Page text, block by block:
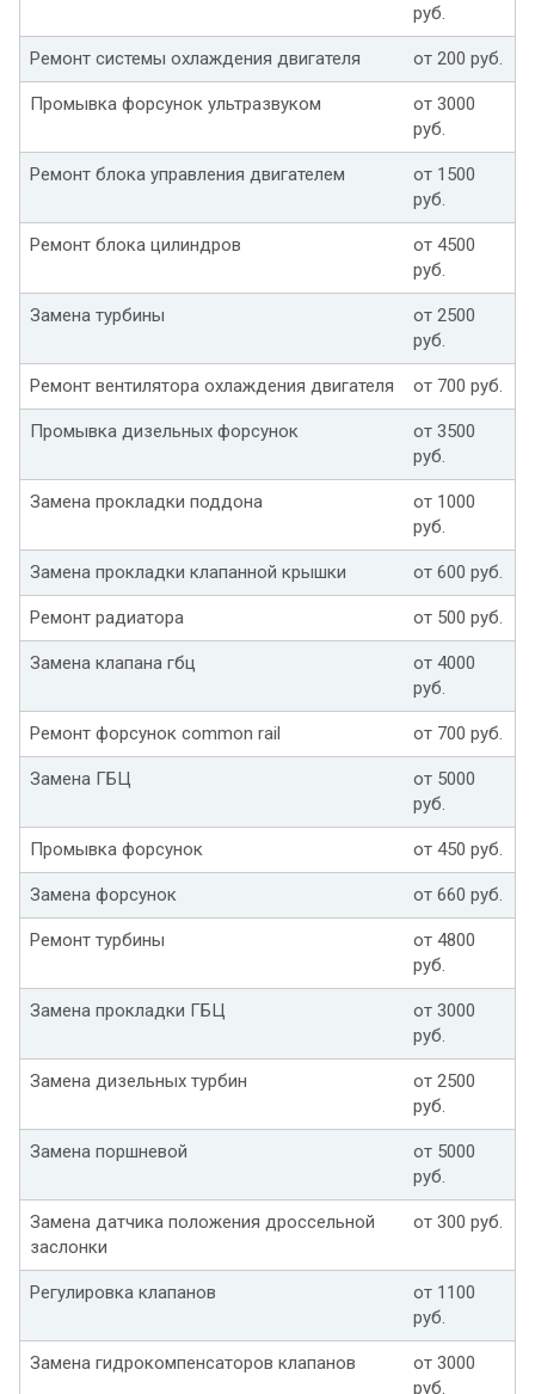
руб.
Ремонт системы охлаждения двигателя от 200 руб.
Промывка форсунок ультразвуком
от 3000
руб.
Ремонт блока управления двигателем
от 1500
руб.
Ремонт блока цилиндров
от 4500
руб.
Замена турбины
от 2500
руб.
Ремонт вентилятора охлаждения двигателя от 700 руб.
Промывка дизельных форсунок
от 3500
руб.
Замена прокладки поддона
от 1000
руб.
Замена прокладки клапанной крышки от 600 руб.
Ремонт радиатора от 500 руб.
Замена клапана гбц
от 4000
руб.
Ремонт форсунок common rail от 700 руб.
Замена ГБЦ
от 5000
руб.
Промывка форсунок от 450 руб.
Замена форсунок от 660 руб.
Ремонт турбины
от 4800
руб.
Замена прокладки ГБЦ
от 3000
руб.
Замена дизельных турбин
от 2500
руб.
Замена поршневой
от 5000
руб.
Замена датчика положения дроссельной
заслонки
от 300 руб.
Регулировка клапанов
от 1100
руб.
Замена гидрокомпенсаторов клапанов
от 3000
руб.